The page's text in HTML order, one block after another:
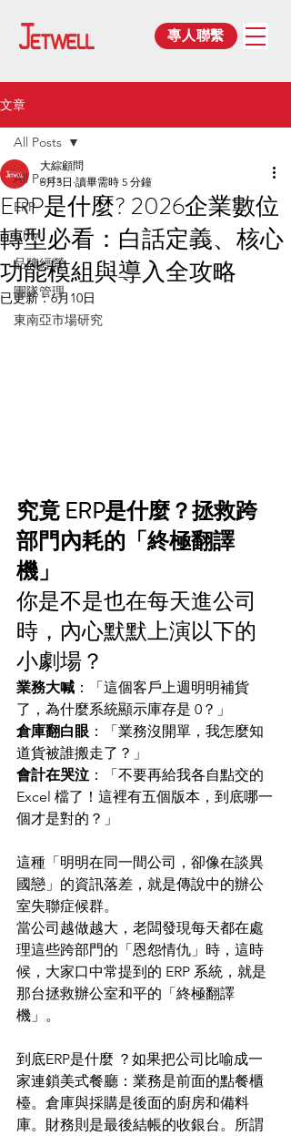
專人聯繫
文章
All Posts
ERP
CRM
品牌經營
團隊管理
東南亞市場研究
All Posts
ERP是什麼? 2026企業數位
轉型必看：白話定義、核心
功能模組與導入全攻略
大綜顧問
6月3日 讀畢需時 5 分鐘
已更新：6月10日
究竟 ERP是什麼？拯救跨
部門內耗的「終極翻譯
機」
你是不是也在每天進公司
時，內心默默上演以下的
小劇場？
業務大喊 ：「這個客戶上週明明補貨
了，為什麼系統顯示庫存是 0？」
倉庫翻白眼 ：「業務沒開單，我怎麼知
道貨被誰搬走了？」
會計在哭泣 ：「不要再給我各自點交的
Excel 檔了！這裡有五個版本，到底哪一
個才是對的？」
這種「明明在同一間公司，卻像在談異
國戀」的資訊落差，就是傳說中的辦公
室失聯症候群。
當公司越做越大，老闆發現每天都在處
理這些跨部門的「恩怨情仇」時，這時
候，大家口中常提到的 ERP 系統，就是
那台拯救辦公室和平的「終極翻譯
機」。
到底ERP是什麼 ？如果把公司比喻成一
家連鎖美式餐廳：業務是前面的點餐櫃
檯。倉庫與採購是後面的廚房和備料
庫。財務則是最後結帳的收銀台。所謂